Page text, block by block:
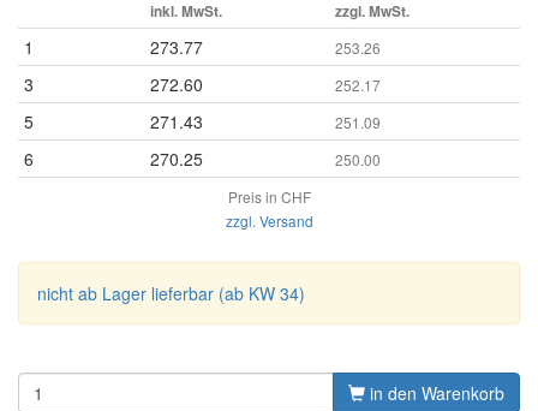
inkl. MwSt.
zzgl. MwSt.
1 273.77 253.26
3 272.60 252.17
5 271.43 251.09
6 270.25
250.00
Preis in CHF
zzgl. Versand
nicht ab Lager lieferbar (ab KW 34)
in den Warenkorb